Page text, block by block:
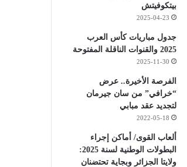
بيتكوفيتش
2025-04-23
جدول مباريات كأس العرب
2025 والقنوات الناقلة المفتوحة
2025-11-30
الفرصة الأخيرة.. عرض
“خرافي” من سان جيرمان
لتجديد عقد مبابي
2022-05-18
ألعاب القوى/ أماكن إجراء
البطولات الوطنية لسنة 2025:
ولايتا الجزائر وبجاية تحتضنان